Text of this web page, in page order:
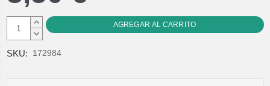
AUMENTAR
CANTIDAD:
DISMINUIR
SKU: 172984